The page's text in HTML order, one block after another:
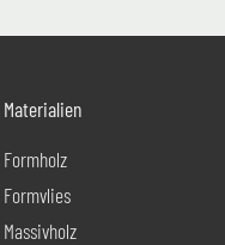
Materialien
Formholz
Formvlies
Massivholz